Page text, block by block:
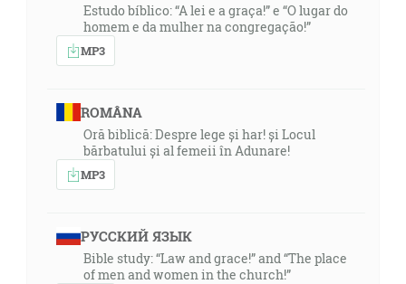
Estudo bíblico: “A lei e a graça!” e “O lugar do
homem e da mulher na congregação!”
MP3
ROMÂNA
Oră biblică: Despre lege și har! și Locul
bărbatului și al femeii în Adunare!
MP3
РУССКИЙ ЯЗЫК
Bible study: “Law and grace!” and “The place
of men and women in the church!”